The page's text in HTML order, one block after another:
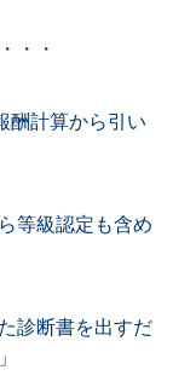
・・
酬計算から引い
等級認定も含め
診断書を出すだ